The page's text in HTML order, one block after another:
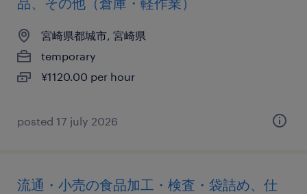
宮崎県都城市, 宮崎県
temporary
¥1120.00 per hour
posted 17 july 2026
流通・小売の食品加工・検査・袋詰め、仕